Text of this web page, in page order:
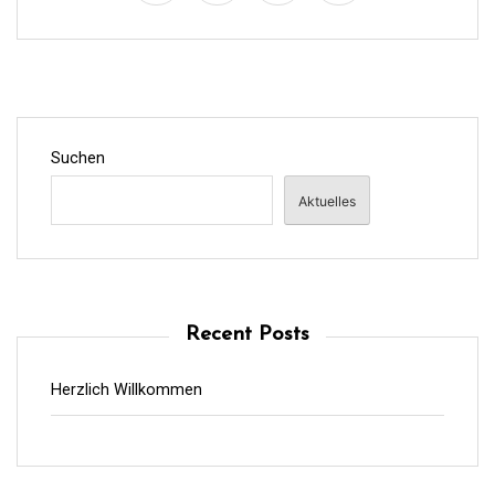
Suchen
Aktuelles
Recent Posts
Herzlich Willkommen